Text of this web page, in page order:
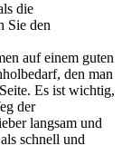
die
Sie den
auf einem guten
den man
Es ist wichtig,
der
langsam und
schnell und